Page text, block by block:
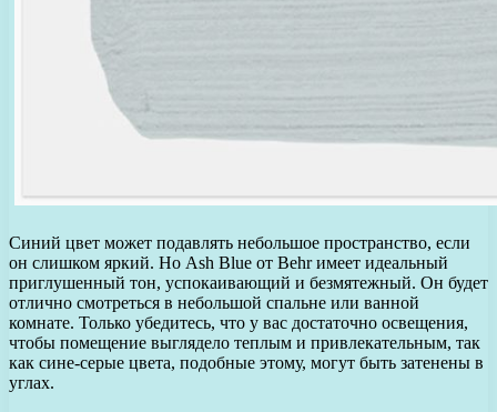
Синий цвет может подавлять небольшое пространство, если
он слишком яркий. Но Ash Blue от Behr имеет идеальный
приглушенный тон, успокаивающий и безмятежный. Он будет
отлично смотреться в небольшой спальне или ванной
комнате. Только убедитесь, что у вас достаточно освещения,
чтобы помещение выглядело теплым и привлекательным, так
как сине-серые цвета, подобные этому, могут быть затенены в
углах.